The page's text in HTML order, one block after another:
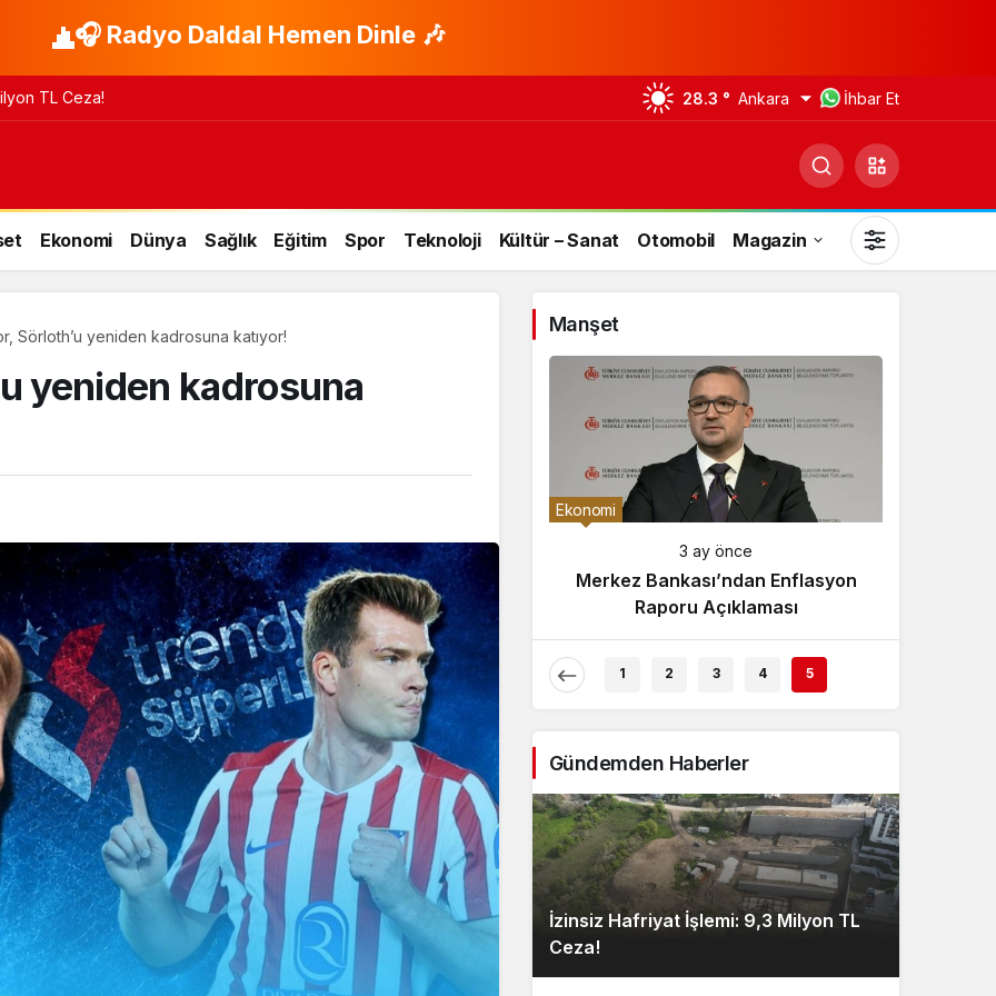
🎧 Radyo Daldal Hemen Dinle 🎶
TL Ceza! 28.3 ° Ankara İhbar Et
Ekonomi Dünya Sağlık Eğitim Spor Teknoloji Kültür – Sanat Otomobil Magazin
Gündüz Modu
Gündüz modunu seçin.
Gece Modu
Gece modunu seçin.
Sistem Modu
Sistem modunu seçin.
Sörloth’u yeniden kadrosuna katıyor!
yeniden kadrosuna
Manşet
Tartışması
3 ay önce
Çaykur Rizespor, Beşiktaş’ı
Ağırlıyor!
Ekonomi
3 ay önce
Merkez Bankası’ndan Enflasyon
Raporu Açıklaması
1 2 3 4 5
Gündemden Haberler
İzinsiz Hafriyat İşlemi: 9,3 Milyon TL
Ceza!